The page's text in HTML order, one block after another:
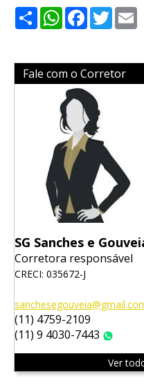
ShareWhatsApp
Facebook
Twitter
Fale com o Corretor
SG Sanches e
Corretora responsável
CRECI: 035672-J
(11) 4759-2109
(11) 9 4030-7443
Ver